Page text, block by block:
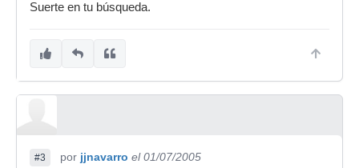
Suerte en tu búsqueda.
#3 por jjnavarro el 01/07/2005